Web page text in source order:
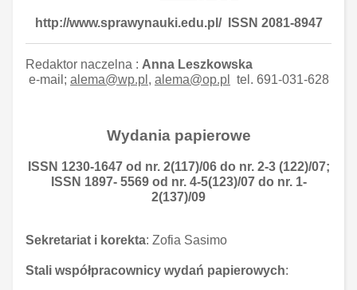
http://www.sprawynauki.edu.pl/ ISSN 2081-8947
Redaktor naczelna : Anna Leszkowska
e-mail; alema@wp.pl , alema@op.pl tel. 691-031-628
Wydania papierowe
ISSN 1230-1647 od nr. 2(117)/06 do nr. 2-3 (122)/07;
ISSN 1897- 5569 od nr. 4-5(123)/07 do nr. 1-
2(137)/09
Sekretariat i korekta: Zofia Sasimo
Stali współpracownicy wydań papierowych: